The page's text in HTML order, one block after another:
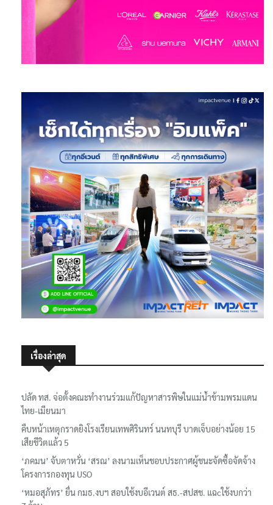
เรื่องล่าสุด
ปลัด ทส. จ่อตั้งคณะทำงานร่วมแก้ปัญหาสารพิษในแม่น้ำข้ามพรมแดน
ไทย-เมียนมา
คืบหน้าเหตุกราดยิงโรงเรียนเทพศิรินทร์ นนทบุรี บาดเจ็บอย่างน้อย 15
เสียชีวิตแล้ว 5
‘ภคมน’ จับตาหวั่น ‘สรณ’ ลงนามเห็นชอบประกาศผู้ชนะจัดซื้อจัดจ้าง
โครงการกองทุน USO
‘หมอสุภัทร’ ยื่น กมธ.งบฯ สอบใช้งบอีเวนต์ สธ.-สปสช. แฉcใช้งบกว่า